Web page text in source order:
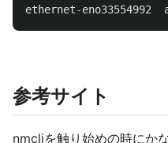
ethernet-eno33554992
参考サイト
nmcliを触り始めの時にか